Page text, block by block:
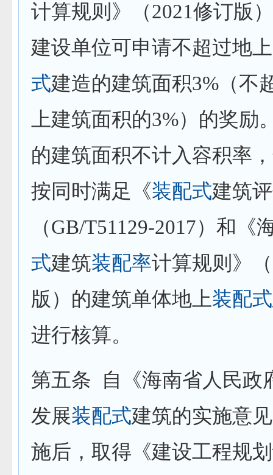
计算规则》（2021修订版
建设单位可申请不超过地
式建造的建筑面积3% （不
上建筑面积的3%）的奖励
的建筑面积不计入容积率
按同时满足《装配式建筑
（GB/T51129-2017）和《
式建筑装配率计算规则》（
版）的建筑单体地上装配式
进行核算。
第五条
自《海南省人民政
发展装配式建筑的实施意
施后，取得《建设工程规